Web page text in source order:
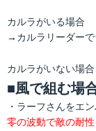
カルラがいる場合
→カルラリーダーで
カルラがいない場合
■風で組む場
・ラーフさんをエ
零の波動で敵の耐性